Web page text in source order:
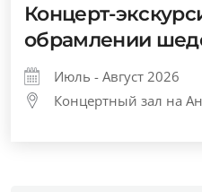
Концерт-
обрамлении
Июль - Август 2026
Концертный зал на